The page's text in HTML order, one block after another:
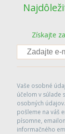
Získajte
Vaše osobné
účelom v súlade
osobných
pošleme na váš
písomne,
informačného